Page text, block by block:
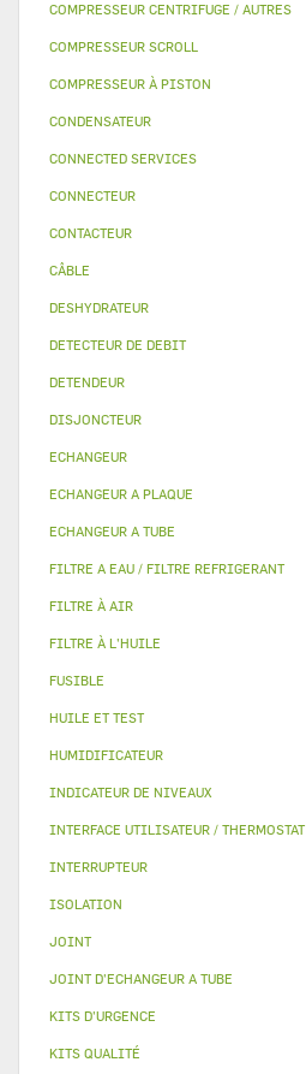
COMPRESSEUR CENTRIFUGE / AUTRES
COMPRESSEUR SCROLL
COMPRESSEUR À PISTON
CONDENSATEUR
CONNECTED SERVICES
CONNECTEUR
CONTACTEUR
CÂBLE
DESHYDRATEUR
DETECTEUR DE DEBIT
DETENDEUR
DISJONCTEUR
ECHANGEUR
ECHANGEUR A PLAQUE
ECHANGEUR A TUBE
FILTRE A EAU / FILTRE REFRIGERANT
FILTRE À AIR
FILTRE À L'HUILE
FUSIBLE
HUILE ET TEST
HUMIDIFICATEUR
INDICATEUR DE NIVEAUX
INTERFACE UTILISATEUR / THERMOSTAT
INTERRUPTEUR
ISOLATION
JOINT
JOINT D'ECHANGEUR A TUBE
KITS D'URGENCE
KITS QUALITÉ